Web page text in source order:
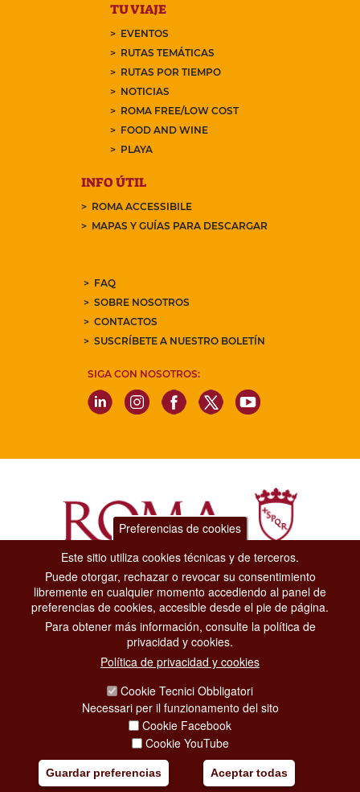
TU VIAJE
EVENTOS
RUTAS TEMÁTICAS
RUTAS POR TIEMPO
NOTICIAS
ROMA FREE/LOW COST
FOOD AND WINE
PLAYA
INFO ÚTIL
ROMA ACCESSIBILE
MAPAS Y GUÍAS PARA DESCARGAR
FAQ
SOBRE NOSOTROS
CONTACTOS
SUSCRÍBETE A NUESTRO BOLETÍN
SIGA CON NOSOTROS:
Dipartimento Grandi Eventi, Sport, Turismo e Moda.
Via di San Basilio, 51
00187 Roma
CONTACT CENTER TEL. 06 06 08
CONTATTA LA REDAZIONE
SOCIAL MEDIA POLICY
Preferencias de cookies
Este sitio utiliza cookies técnicas y de terceros.
Puede otorgar, rechazar o revocar su consentimiento
libremente en cualquier momento accediendo al panel de
preferencias de cookies, accesible desde el pie de página.
Para obtener más información, consulte la política de
privacidad y cookies.
Política de privacidad y cookies
Cookie Tecnici Obbligatori
Necessari per il funzionamento del sito
Cookie Facebook
Cookie YouTube
Guardar preferencias Aceptar todas